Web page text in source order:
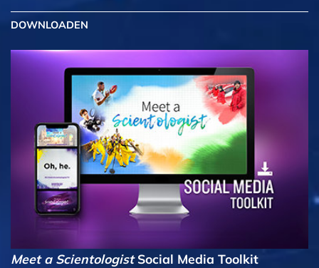
DOWNLOADEN
Meet a ScientologistSocial Media Toolkit